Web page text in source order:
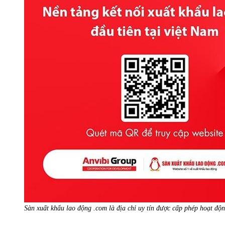
Sàn xuất khẩu lao động .com là địa chỉ uy tín được cấp phép hoạt